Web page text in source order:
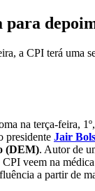
a CPI terá uma
na terça-feira,
presidente Jair
(DEM). Autor de
veem na
a partir de